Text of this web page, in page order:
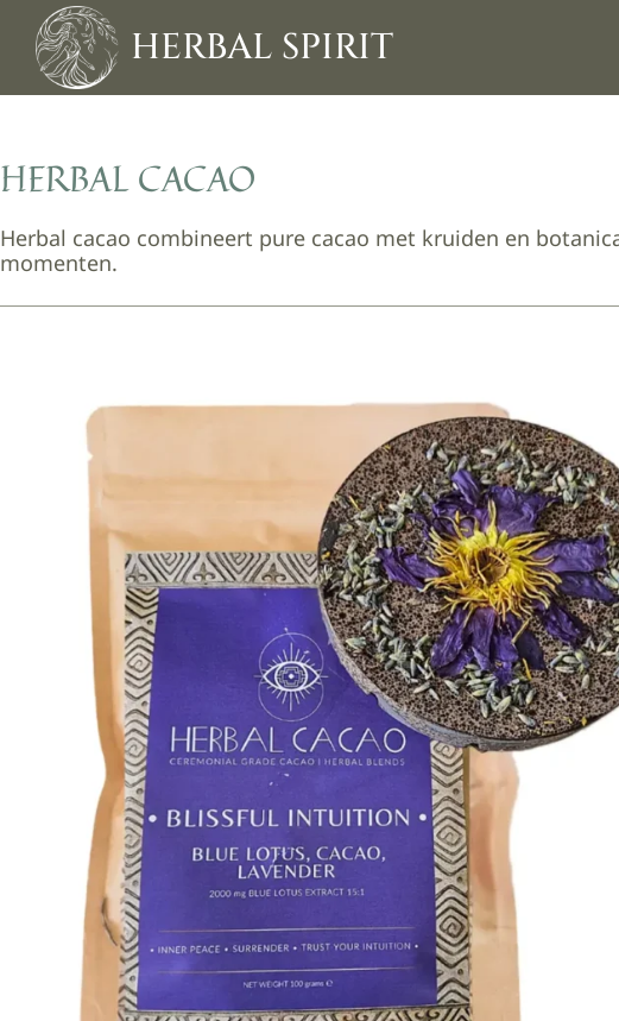
content
HERBAL SPIRIT
HERBAL CACAO
Herbal cacao combineert pure cacao met kruiden en
momenten.